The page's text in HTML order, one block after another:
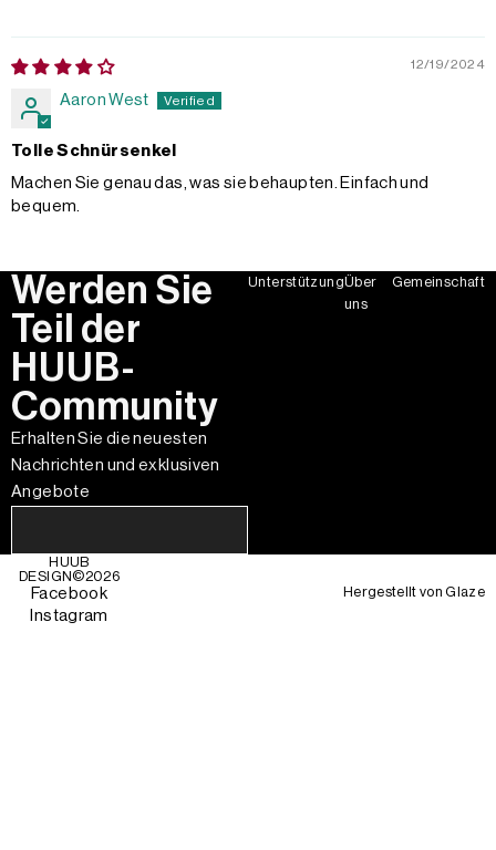
12/19/2024
Aaron West
Tolle Schnürsenkel
Machen Sie genau das, was sie behaupten. Einfach und
bequem.
Werden Sie
Teil der
HUUB-
Community
Erhalten Sie die neuesten
Nachrichten und exklusiven
Angebote
UnterstützungÜber
uns
Gemeinschaft
HUUB
DESIGN©2026
Facebook
Instagram
Hergestellt vonGlaze